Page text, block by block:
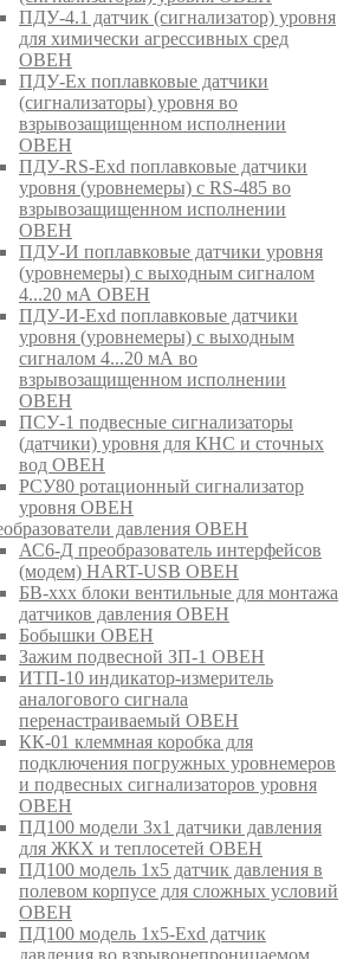
ПДУ-4.1 датчик (сигнализатор) уровня
для химически агрессивных сред
ОВЕН
ПДУ-Ex поплавковые датчики
(сигнализаторы) уровня во
взрывозащищенном исполнении
ОВЕН
ПДУ-RS-Exd поплавковые датчики
уровня (уровнемеры) с RS-485 во
взрывозащищенном исполнении
ОВЕН
ПДУ-И поплавковые датчики уровня
(уровнемеры) с выходным сигналом
4...20 мА ОВЕН
ПДУ-И-Exd поплавковые датчики
уровня (уровнемеры) с выходным
сигналом 4...20 мА во
взрывозащищенном исполнении
ОВЕН
ПСУ-1 подвесные сигнализаторы
(датчики) уровня для КНС и сточных
вод ОВЕН
РСУ80 ротационный сигнализатор
уровня ОВЕН
давления ОВЕН
АС6-Д преобразователь интерфейсов
(модем) HART-USB ОВЕН
БВ-ххх блоки вентильные для монтажа
датчиков давления ОВЕН
Бобышки ОВЕН
Зажим подвесной ЗП-1 ОВЕН
ИТП-10 индикатор-измеритель
аналогового сигнала
перенастраиваемый ОВЕН
КК-01 клеммная коробка для
подключения погружных уровнемеров
и подвесных сигнализаторов уровня
ОВЕН
ПД100 модели 3х1 датчики давления
для ЖКХ и теплосетей ОВЕН
ПД100 модель 1х5 датчик давления в
полевом корпусе для сложных условий
ОВЕН
ПД100 модель 1х5-Exd датчик
давления во взрывонепроницаемом